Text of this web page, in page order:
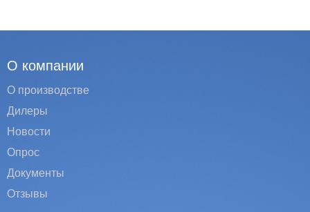
О компании
О производстве
Дилеры
Новости
Опрос
Документы
Отзывы